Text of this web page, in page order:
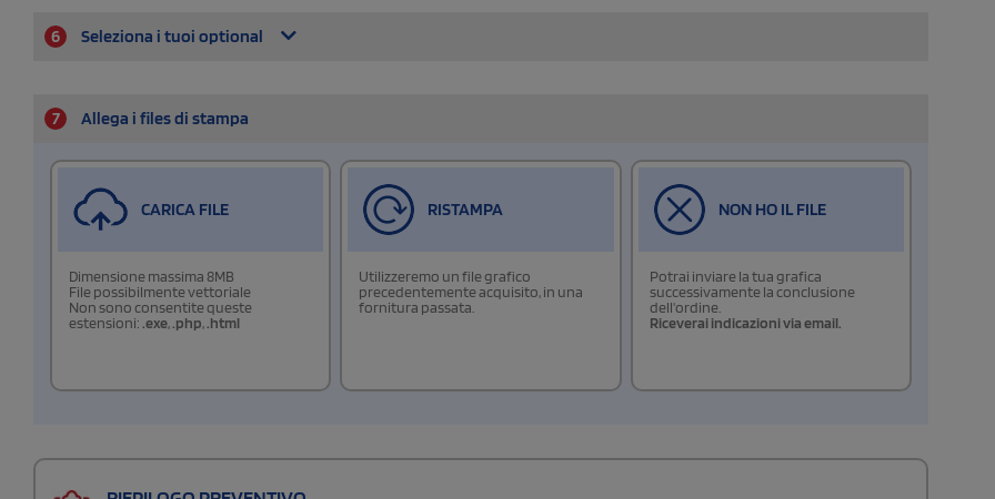
6 Seleziona i tuoi optional
7 Allega i files di stampa
CARICA FILE
Dimensione massima 8MB
File possibilmente vettoriale
Non sono consentite queste
estensioni: .exe,.php,.html
RISTAMPA
Utilizzeremo un file grafico
precedentemente acquisito, in una
fornitura passata.
NON HO IL FILE
Potrai inviare la tua grafica
successivamente la conclusione
dell'ordine.
Riceverai indicazioni via email.